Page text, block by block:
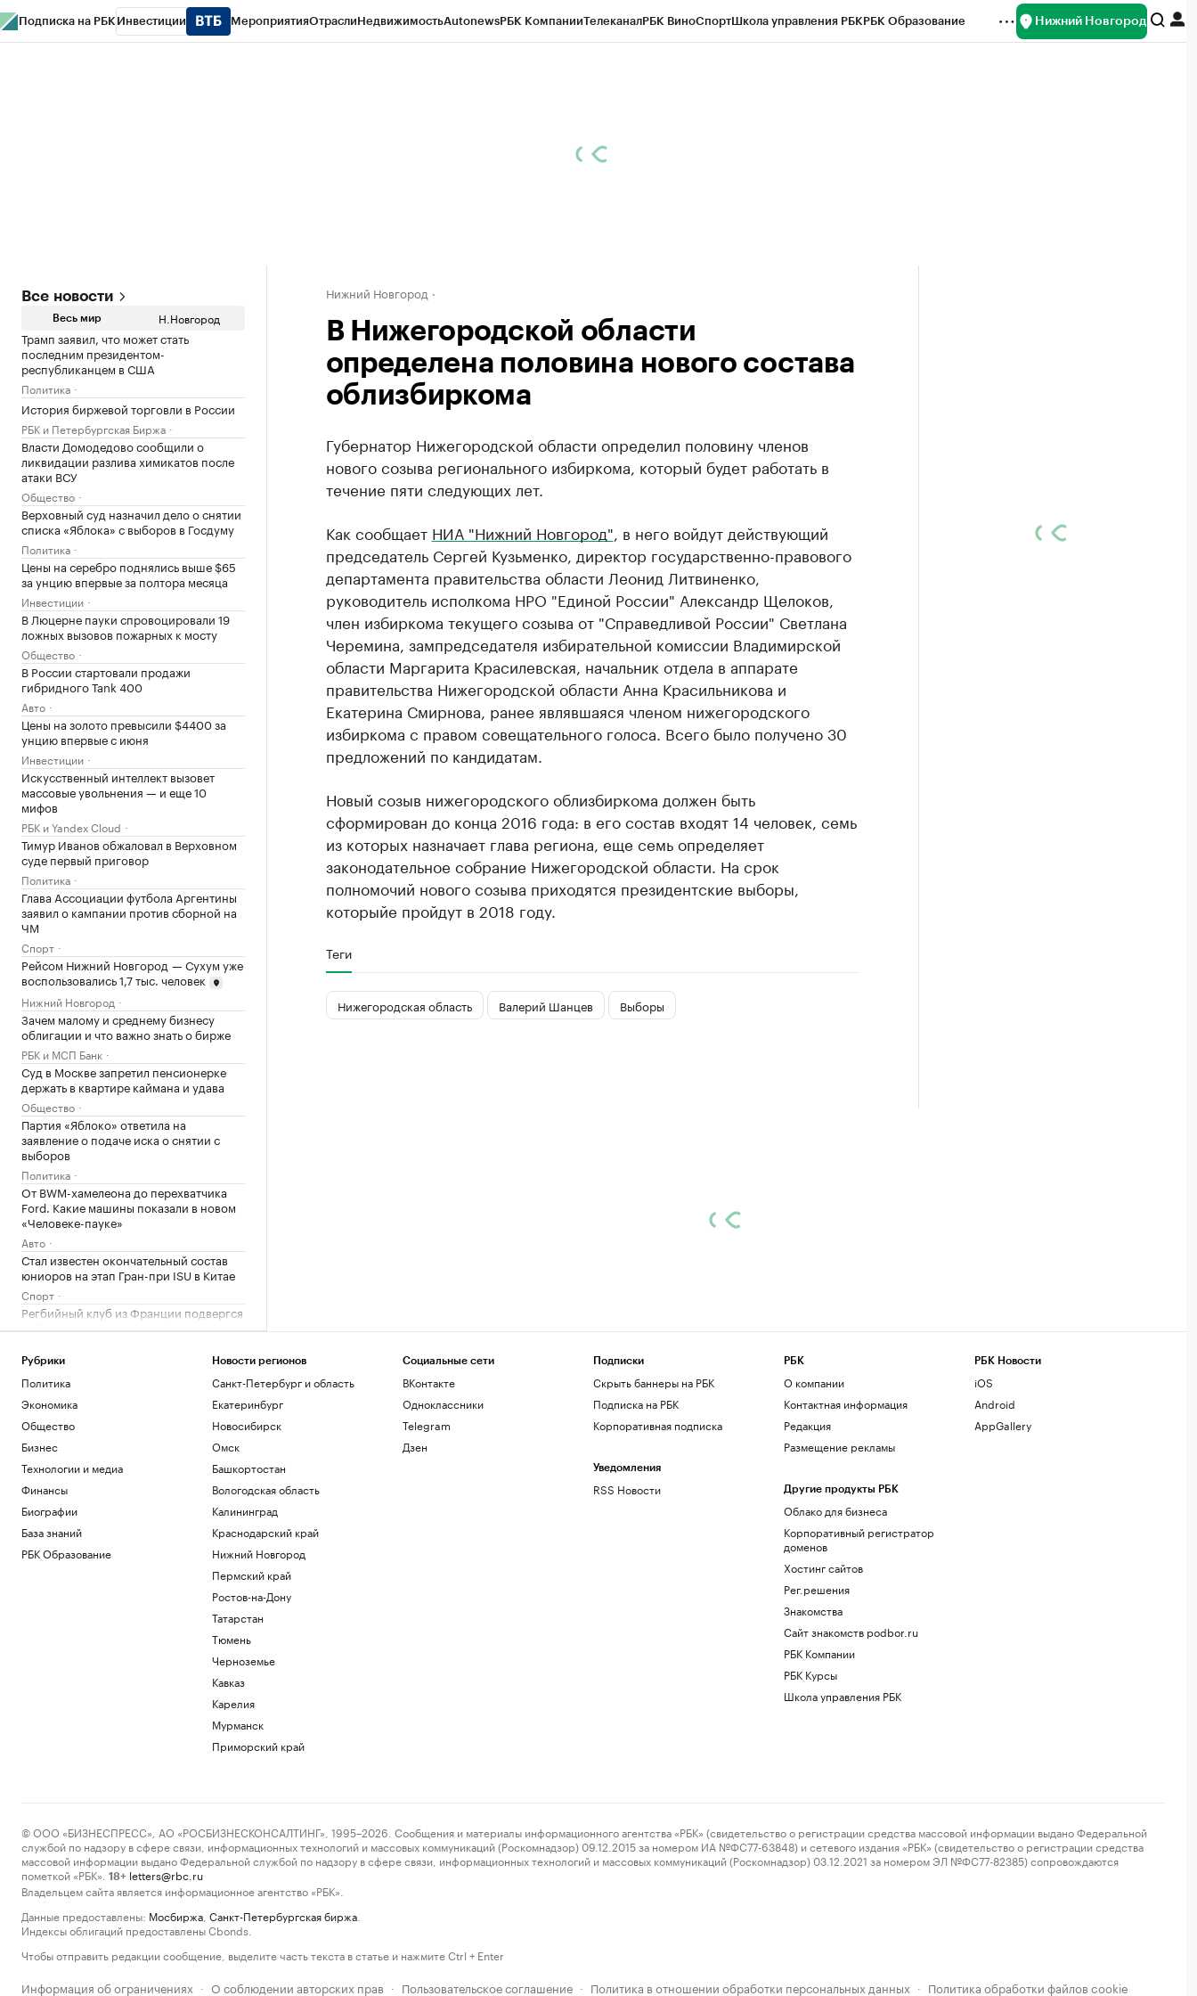
Подписка на РБК Инвестиции МероприятияОтраслиНедвижимостьAutonewsРБК КомпанииТелеканалРБК ВиноСпортШкола управления РБКРБК Образование Нижний Новгород
Все новости
Весь мир Н.Новгород
Трамп заявил, что может стать
последним президентом-
республиканцем в США
Политика
История биржевой торговли в России
РБК и Петербургская Биржа
Власти Домодедово сообщили о
ликвидации разлива химикатов после
атаки ВСУ
Общество
Верховный суд назначил дело о снятии
списка «Яблока» с выборов в Госдуму
Политика
Цены на серебро поднялись выше $65
за унцию впервые за полтора месяца
Инвестиции
В Люцерне пауки спровоцировали 19
ложных вызовов пожарных к мосту
Общество
В России стартовали продажи
гибридного Tank 400
Авто
Цены на золото превысили $4400 за
унцию впервые с июня
Инвестиции
Искусственный интеллект вызовет
массовые увольнения — и еще 10
мифов
РБК и Yandex Cloud
Тимур Иванов обжаловал в Верховном
суде первый приговор
Политика
Глава Ассоциации футбола Аргентины
заявил о кампании против сборной на
ЧМ
Спорт
Рейсом Нижний Новгород — Сухум уже
воспользовались 1,7 тыс. человек
Нижний Новгород
Зачем малому и среднему бизнесу
облигации и что важно знать о бирже
РБК и МСП Банк
Суд в Москве запретил пенсионерке
держать в квартире каймана и удава
Общество
Партия «Яблоко» ответила на
заявление о подаче иска о снятии с
выборов
Политика
От BWM-хамелеона до перехватчика
Ford. Какие машины показали в новом
«Человеке-пауке»
Авто
Стал известен окончательный состав
юниоров на этап Гран-при ISU в Китае
Спорт
Регбийный клуб из Франции подвергся
кибератаке
Жизнь с видом на пруд или реку:
подборка жилья у набережных и
РБК и ПИК Серия плюс
В Железногорске ввели режим ЧС из-за
отсутствия воды
Общество
Нижний Новгород
В Нижегородской области
определена половина нового состава
облизбиркома
Губернатор Нижегородской области определил половину членов
нового созыва регионального избиркома, который будет работать в
течение пяти следующих лет.
Как сообщает НИА "Нижний Новгород" , в него войдут ​действующий
председатель Сергей Кузьменко, директор государственно-правового
департамента правительства области Леонид Литвиненко,
руководитель исполкома НРО "Единой России" Александр Щелоков,
член избиркома текущего созыва от "Справедливой России" Светлана
Черемина, зампредседателя избирательной комиссии Владимирской
области Маргарита Красилевская, начальник отдела в аппарате
правительства Нижегородской области Анна Красильникова и
Екатерина Смирнова, ранее являвшаяся членом нижегородского
избиркома с правом совещательного голоса. Всего было получено 30
предложений по кандидатам.
Новый созыв нижегородского облизбиркома должен быть
сформирован до конца 2016 года: в его состав входят 14 человек, семь
из которых назначает глава региона, еще семь определяет
законодательное собрание Нижегородской области. На срок
полномочий нового созыва приходятся президентские выборы,
которыйе пройдут в 2018 году.
Теги
Нижегородская область Валерий Шанцев Выборы
Рубрики
Политика
Экономика
Общество
Бизнес
Технологии и медиа
Финансы
Биографии
База знаний
РБК Образование
Новости регионов
Санкт-Петербург и область
Екатеринбург
Новосибирск
Омск
Башкортостан
Вологодская область
Калининград
Краснодарский край
Нижний Новгород
Пермский край
Ростов-на-Дону
Татарстан
Тюмень
Черноземье
Кавказ
Карелия
Мурманск
Приморский край
Социальные сети
ВКонтакте
Одноклассники
Telegram
Дзен
Подписки
Скрыть баннеры на РБК
Подписка на РБК
Корпоративная подписка
Уведомления
RSS Новости
РБК
О компании
Контактная информация
Редакция
Размещение рекламы
Другие продукты РБК
Облако для бизнеса
Корпоративный регистратор
доменов
Хостинг сайтов
Рег.решения
Знакомства
Сайт знакомств podbor.ru
РБК Компании
РБК Курсы
Школа управления РБК
РБК Новости
iOS
Android
AppGallery
© ООО «БИЗНЕСПРЕСС», АО «РОСБИЗНЕСКОНСАЛТИНГ», 1995–2026. Сообщения и материалы информационного агентства «РБК» (свидетельство о регистрации средства массовой информации выдано Федеральной
службой по надзору в сфере связи, информационных технологий и массовых коммуникаций (Роскомнадзор) 09.12.2015 за номером ИА №ФС77-63848) и сетевого издания «РБК» (свидетельство о регистрации средства
массовой информации выдано Федеральной службой по надзору в сфере связи, информационных технологий и массовых коммуникаций (Роскомнадзор) 03.12.2021 за номером ЭЛ №ФС77-82385) сопровождаются
пометкой «РБК».
18+ letters@rbc.ru
Владельцем сайта является информационное агентство «РБК».
Данные предоставлены: Мосбиржа Санкт-Петербургская биржа
Индексы облигаций предоставлены Cbonds.
Чтобы отправить редакции сообщение, выделите часть текста в статье и нажмите Ctrl + Enter
Информация об ограничениях · О соблюдении авторских прав · Пользовательское соглашение · Политика в отношении обработки персональных данных · Политика обработки файлов cookie